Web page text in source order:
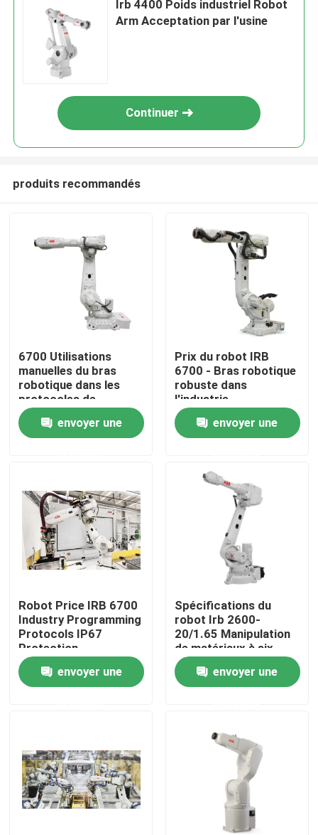
À la maison
Vidéos
Le spectacle VR
À propos de nous
Visite de l'usine
Nouvelles
Irb 4400 Poids industriel Robot
Arm Acceptation par l'usine
Continuer
produits recommandés
6700 Utilisations
manuelles du bras
robotique dans les
protocoles de
programmation
industrielsenvoyer une
Prix du robot IRB
6700 - Bras robotique
robuste dans
l'industrie
envoyer une
Robot Price IRB 6700
Industry Programming
Protocols IP67
Protection
envoyer une
Spécifications du
robot Irb 2600-
20/1.65 Manipulation
de matériaux à six
axes
envoyer une